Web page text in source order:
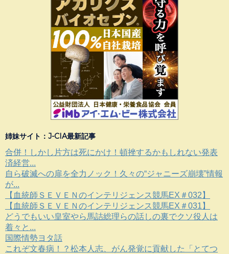
姉妹サイト：J-CIA最新記事
合併！しかし片方は死にかけ！頓挫するかもしれない発表
済経営...
自ら破滅への扉を全力ノック！久々の“ジャニーズ崩壊”情報
が...
【血統師ＳＥＶＥＮのインテリジェンス競馬EX＃032】
【血統師ＳＥＶＥＮのインテリジェンス競馬EX＃031】
どうでもいい皇室やら馬詰総理らの話しの裏でクソ役人は
着々と...
国際情勢ヨタ話
これぞ文春病！？松本人志、がん発覚に貢献した「とてつ